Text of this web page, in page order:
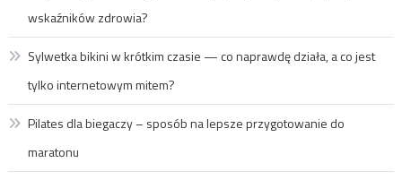
wskaźników zdrowia?
Sylwetka bikini w krótkim czasie — co naprawdę działa, a co jest
tylko internetowym mitem?
Pilates dla biegaczy – sposób na lepsze przygotowanie do
maratonu